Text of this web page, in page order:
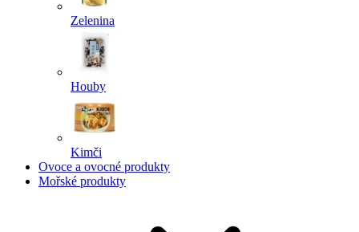
Zelenina
Houby
Kimči
Ovoce a ovocné produkty
Mořské produkty